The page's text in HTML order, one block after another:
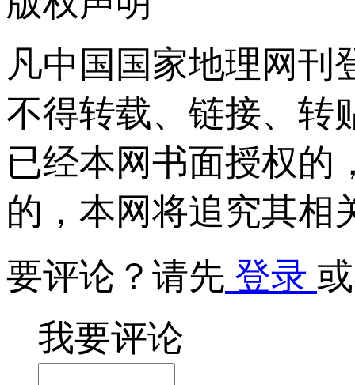
凡中国国家地理网刊
不得转载、链接、转
已经本网书面授权的
的，本网将追究其相
要评论？请先 登录
我要评论